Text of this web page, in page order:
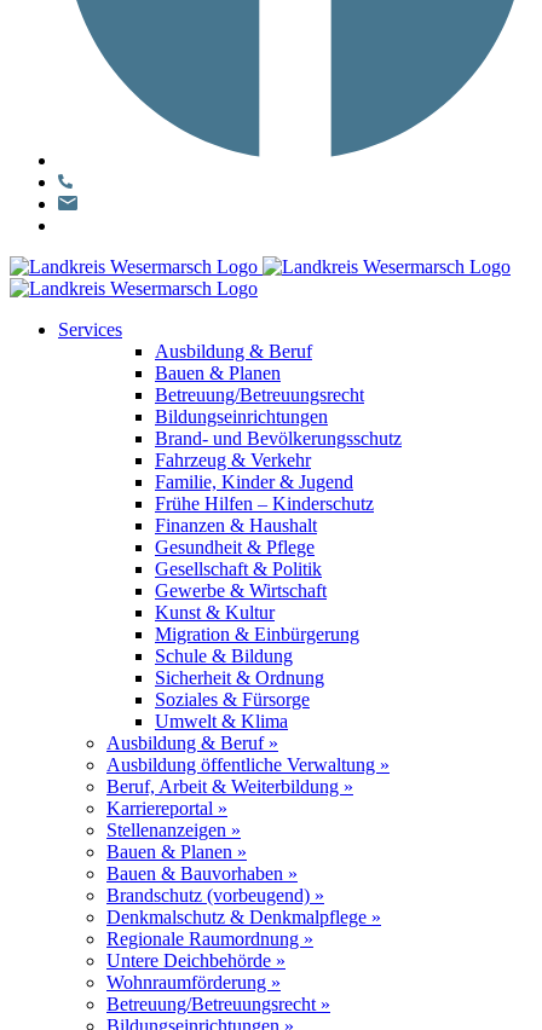
Services
Ausbildung & Beruf
Bauen & Planen
Betreuung/Betreuungsrecht
Bildungseinrichtungen
Brand- und Bevölkerungsschutz
Fahrzeug & Verkehr
Familie, Kinder & Jugend
Frühe Hilfen – Kinderschutz
Finanzen & Haushalt
Gesundheit & Pflege
Gesellschaft & Politik
Gewerbe & Wirtschaft
Kunst & Kultur
Migration & Einbürgerung
Schule & Bildung
Sicherheit & Ordnung
Soziales & Fürsorge
Umwelt & Klima
Ausbildung & Beruf »
Ausbildung öffentliche Verwaltung »
Beruf, Arbeit & Weiterbildung »
Karriereportal »
Stellenanzeigen »
Bauen & Planen »
Bauen & Bauvorhaben »
Brandschutz (vorbeugend) »
Denkmalschutz & Denkmalpflege »
Regionale Raumordnung »
Untere Deichbehörde »
Wohnraumförderung »
Betreuung/Betreuungsrecht »
Bildungseinrichtungen »